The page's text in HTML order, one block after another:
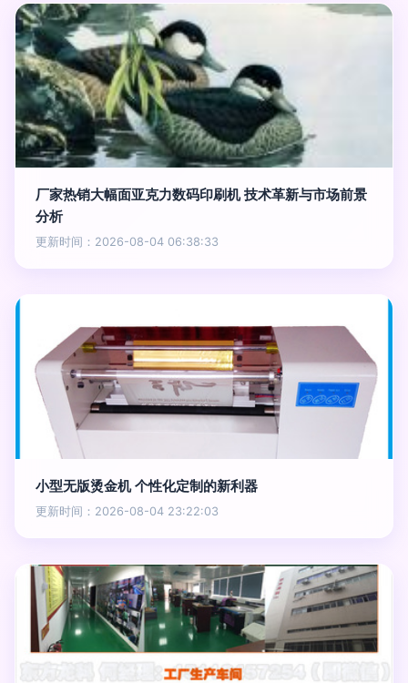
厂家热销大幅面亚克力数码印刷机 技术革新与市场前景
分析
更新时间：2026-08-04 06:38:33
小型无版烫金机 个性化定制的新利器
更新时间：2026-08-04 23:22:03